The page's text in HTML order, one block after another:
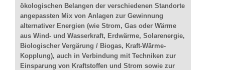
ökologischen Belangen der verschiedenen Standorte
angepassten Mix von Anlagen zur Gewinnung
alternativer Energien (wie Strom, Gas oder Wärme
aus Wind- und Wasserkraft, Erdwärme, Solarenergie,
Biologischer Vergärung / Biogas, Kraft-Wärme-
Kopplung), auch in Verbindung mit Techniken zur
Einsparung von Kraftstoffen und Strom sowie zur